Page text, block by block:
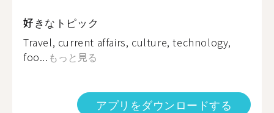
好きなトピック
Travel, current affairs, culture, technology,
foo... もっと見る
アプリをダウンロードする